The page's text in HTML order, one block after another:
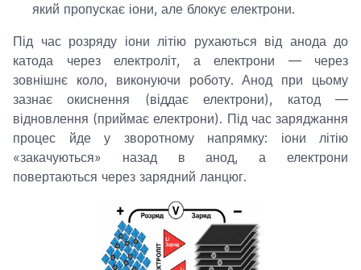
який пропускає іони, але блокує електрони.
Під час розряду іони літію рухаються від анода до
катода через електроліт, а електрони — через
зовнішнє коло, виконуючи роботу. Анод при цьому
зазнає окиснення (віддає електрони), катод —
відновлення (приймає електрони). Під час заряджання
процес йде у зворотному напрямку: іони літію
«закачуються» назад в анод, а електрони
повертаються через зарядний ланцюг.